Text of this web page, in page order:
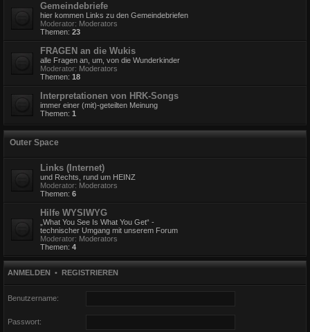
Gemeindebriefe
hier kommen Links zu den Gemeindebriefen
Moderator: Moderators
Themen: 23
FRAGEN an die Wukis
alle Fragen an, um, von die Wunderkinder
Moderator: Moderators
Themen: 18
Interpretationen von HRK-Songs
immer einer (mit)-geteilten Meinung
Themen: 1
Outer Space
Links (Internet)
und Rechts, rund um HEINZ
Moderator: Moderators
Themen: 6
Hilfe WYSIWYG
„What You See Is What You Get“ -
technischer Umgang mit unserem Forum
Moderator: Moderators
Themen: 4
ANMELDEN • REGISTRIEREN
Benutzername:
Passwort: